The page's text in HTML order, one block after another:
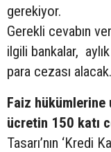
gerekiyor.
Gerekli cevabın
ilgili bankalar,
para cezası alacak.
Faiz hükümlerine
ücretin 150 katı
Tasarı’nın ‘Kredi